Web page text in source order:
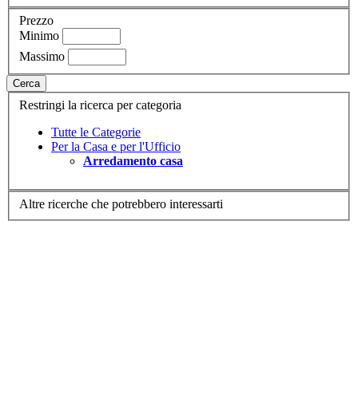
Prezzo
Minimo
Massimo
Cerca
Restringi la ricerca per categoria
Tutte le Categorie
Per la Casa e per l'Ufficio
Arredamento casa
Altre ricerche che potrebbero interessarti